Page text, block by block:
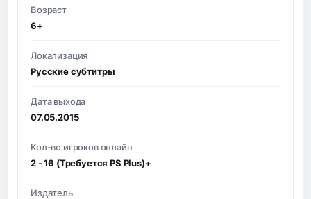
Возраст
6+
Локализация
Русские субтитры
Дата выхода
07.05.2015
Кол-во игроков онлайн
2 - 16 (Требуется PS Plus)+
Издатель